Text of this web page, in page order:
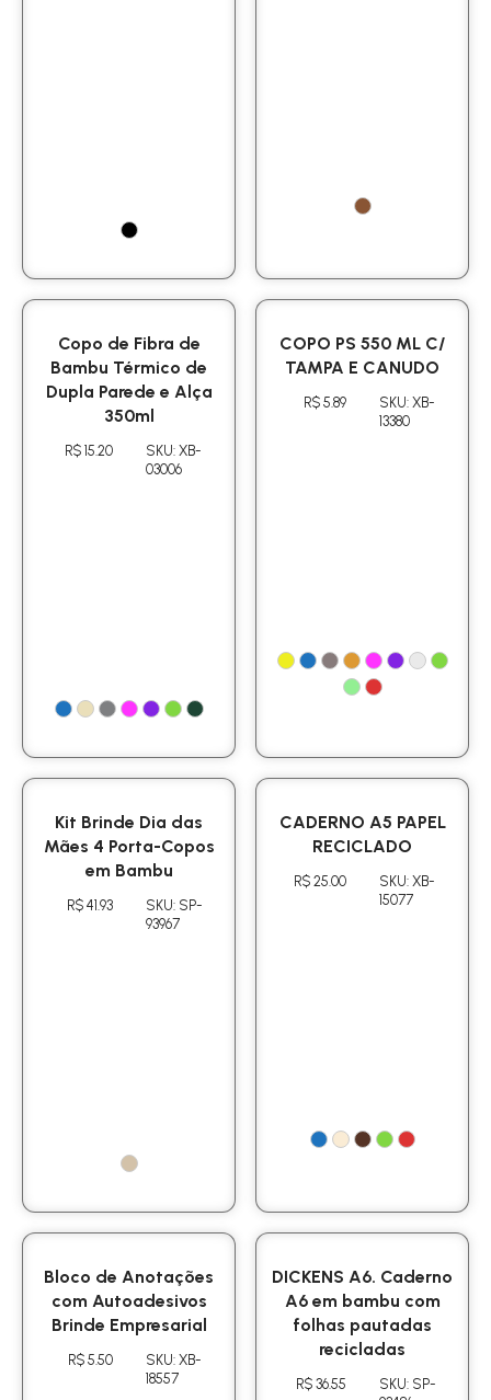
Copo de Fibra de
Bambu Térmico de
Dupla Parede e Alça
350ml
R$ 15.20
SKU: XB-
03006
COPO PS 550 ML C/
TAMPA E CANUDO
R$ 5.89
SKU: XB-
13380
Kit Brinde Dia das
Mães 4 Porta-Copos
em Bambu
R$ 41.93
SKU: SP-
93967
CADERNO A5 PAPEL
RECICLADO
R$ 25.00
SKU: XB-
15077
Bloco de Anotações
com Autoadesivos
Brinde Empresarial
R$ 5.50
SKU: XB-
18557
DICKENS A6. Caderno
A6 em bambu com
folhas pautadas
recicladas
R$ 36.55
SKU: SP-